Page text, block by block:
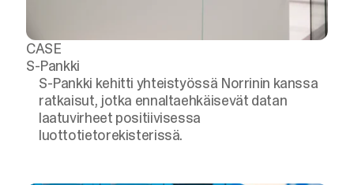
CASE
S-Pankki
S-Pankki kehitti yhteistyössä Norrinin kanssa
ratkaisut, jotka ennaltaehkäisevät datan
laatuvirheet positiivisessa
luottotietorekisterissä.